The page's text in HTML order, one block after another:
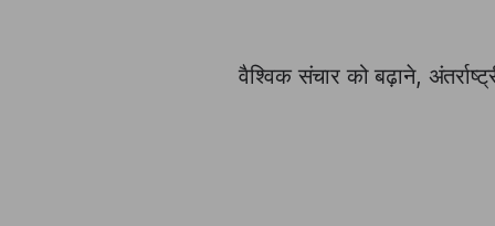
वैश्विक संचार को बढ़ाने,